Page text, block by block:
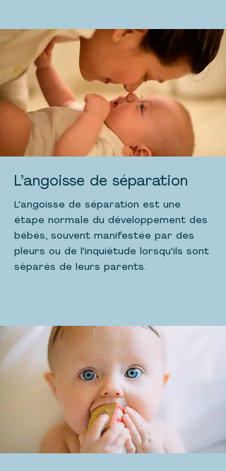
L’angoisse de séparation
L'angoisse de séparation est une
étape normale du développement des
bébés, souvent manifestée par des
pleurs ou de l'inquiétude lorsqu'ils sont
séparés de leurs parents.